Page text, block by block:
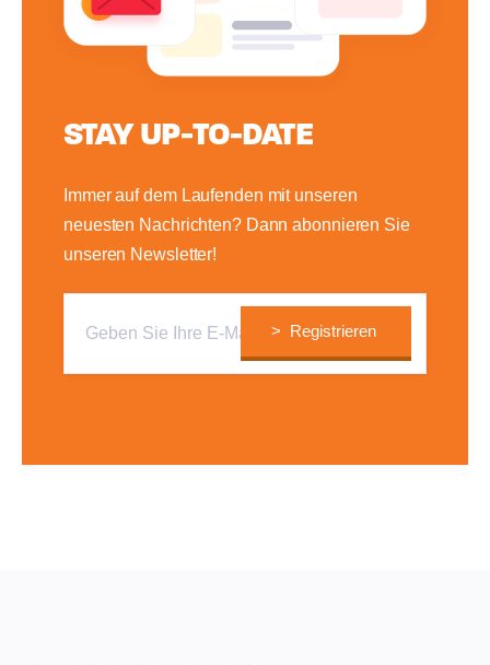
STAY UP-TO-DATE
Immer auf dem Laufenden mit unseren
neuesten Nachrichten? Dann abonnieren Sie
unseren Newsletter!